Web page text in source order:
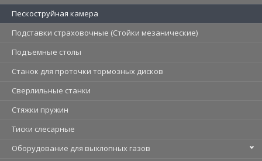
Пескоструйная камера
Подставки страховочные (Стойки мезанические)
Подъемные столы
Станок для проточки тормозных дисков
Сверлильные станки
Стяжки пружин
Тиски слесарные
Оборудование для выхлопных газов